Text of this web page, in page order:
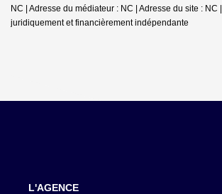
NC | Adresse du médiateur : NC | Adresse du site : NC |
juridiquement et financièrement indépendante
L'AGENCE